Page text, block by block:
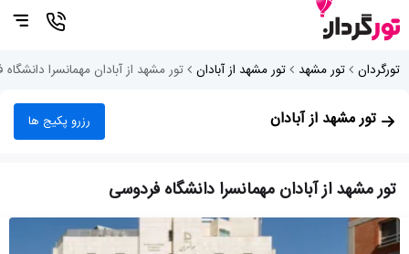
تورگردان تور مشهد تور مشهد از آبادان تور مشهد از آبادان مهمانسرا
تور مشهد از آبادان رزرو پکیج ها
تور مشهد از آبادان مهمانسرا دانشگاه فردوسی